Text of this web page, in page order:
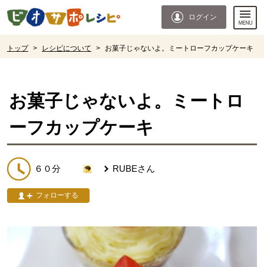
ページの先頭です。
ログイン
トップ > レシピについて > お菓子じゃないよ。ミートローフカップケーキ
お菓子じゃないよ。ミートロ
ーフカップケーキ
６０分 RUBEさん
フォローする